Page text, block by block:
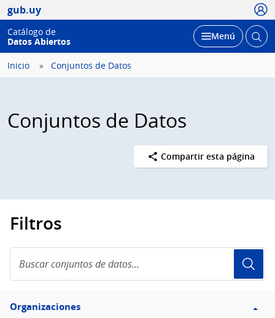
gub.uy
Catálogo de
Datos Abiertos
Desplegar
Menú Abrir
Inicio Conjuntos de Datos
Conjuntos de Datos
Compartir esta página
Filtros
conjuntos
de
Filtro
Organizaciones